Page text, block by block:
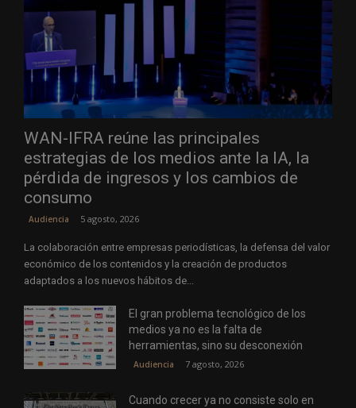
WAN-IFRA reúne las principales
estrategias de los medios ante la IA, la
pérdida de ingresos y los cambios de
consumo
Audiencia 5 agosto, 2026
La colaboración entre empresas periodísticas, la defensa del valor
económico de los contenidos y la creación de productos
adaptados a los nuevos hábitos de...
El gran problema tecnológico de los
medios ya no es la falta de
herramientas, sino su desconexión
Audiencia 7 agosto, 2026
Cuando crecer ya no consiste solo en